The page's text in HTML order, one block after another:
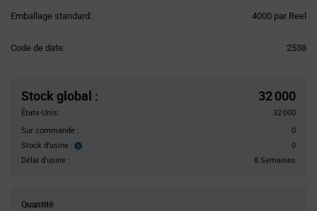
Emballage standard: 4000 par Reel
Code de date: 2538
Stock global : 32 000
États-Unis:
32 000
Sur commande :
0
Stock d'usine :
Stock
0
Délai d'usine :
8 Semaines
Quantité